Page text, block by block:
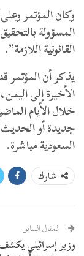
وكان المؤتمر
المسؤولة
القانونية اللازمة”.
يذكر أن المؤتمر
الأخيرة إلى
خلال الأيام
جديدة أو الحديث
السعودية مباشرة.
شارك
المقال السابق
وزير إسرائيلي